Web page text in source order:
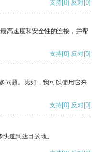
支持[0] 反对[0]
高速度和安全性的连接，并帮
支持[0] 反对[0]
问题。比如，我可以使用它来
支持[0] 反对[0]
速到达目的地。